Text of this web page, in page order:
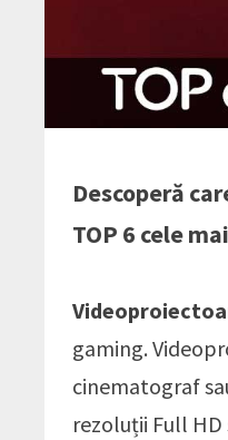
Descoperă
TOP 6 cele
gaming.
cinematograf
rezoluții Full